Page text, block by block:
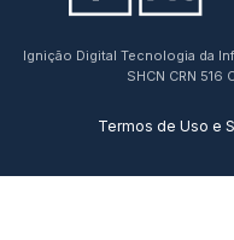
Ignição Digital Tecnologia da
SHCN CRN 516
Termos de Uso e